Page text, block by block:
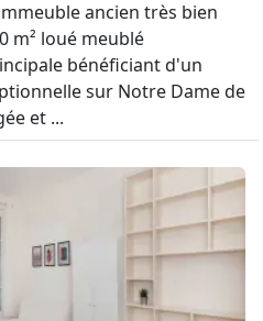
ancien très bien
m² loué meublé
bénéficiant d'un
sur Notre Dame de
et ...